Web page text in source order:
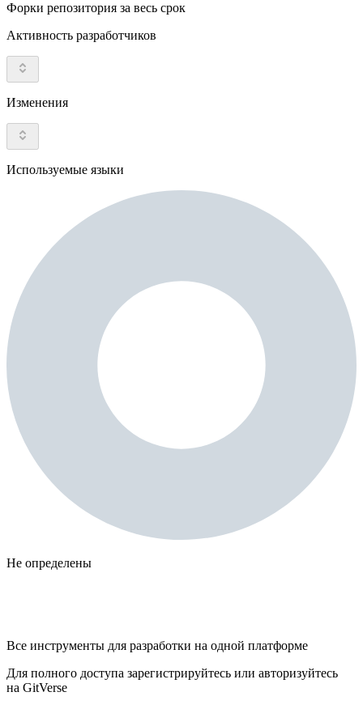
Форки репозитория за весь срок
Активность разработчиков
Изменения
Используемые языки
Не определены
Все инструменты для разработки на одной платформе
Для полного доступа зарегистрируйтесь или авторизуйтесь
на GitVerse